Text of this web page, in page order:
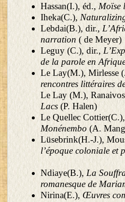
Hassan(I.), éd.,Moïse
Iheka(C.),
Lebdai(B.), dir.,
narration ( de
Leguy (C.), dir.,
de la parole en
Le Lay(M.), Mirlesse
rencontres littéraires
Le Lay (M.),
Lacs(P.
Le Quellec Cottier(C.),
Monénembo (A.
Lüsebrink(H.-J.),
l’époque coloniale et
Ndiaye(B.), La
romanesque de
Nirina(E.), Œuvres